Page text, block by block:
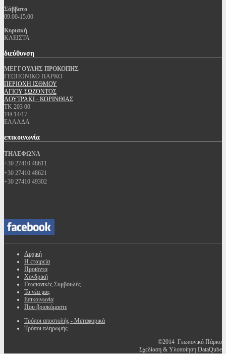
Σάββατο
09:00-15:00
Κυριακή
ΚΛΕΙΣΤΑ
διεύθυνση
ΜΕΓΓΟΥΛΗΣ ΠΡΟΚΟΠΗΣ
ΓΕΩΠΟΝΙΚΟ ΠΑΡΚΟ
ΠΕΡΙΟΧΗ ΙΣΘΜΟΥ
ΑΓΙΟΥ ΣΩΖΟΝΤΟΣ
ΛΟΥΤΡΑΚΙ - ΚΟΡΙΝΘΙΑΣ
ΤΚ 203 00
ΤΘ 14/17
ΕΛΛΑΔΑ
επικοινωνία
ΤΗΛΕΦΩΝΑ
+30 27410 48611
+30 27410 48621
+30 27410 49302
Αρχική
Η εταιρεία
Προϊόντα
Χονδρική
Γεωπονικές Συμβουλές
Τα νέα μας
Επικοινωνία
Που βρισκόμαστε
Τρόποι αποστολής - Μεταφορικά
Τρόποι πληρωμής
©2014 Γεωπονικό Πάρκο
Σχεδίαση & Υλοποίηση DataQube